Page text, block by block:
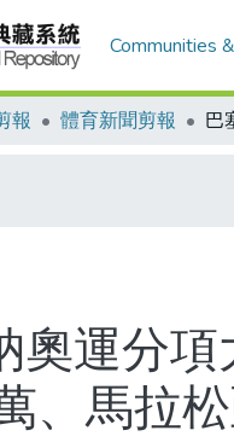
Communities
報 體育新聞剪報
奧運分
、馬拉